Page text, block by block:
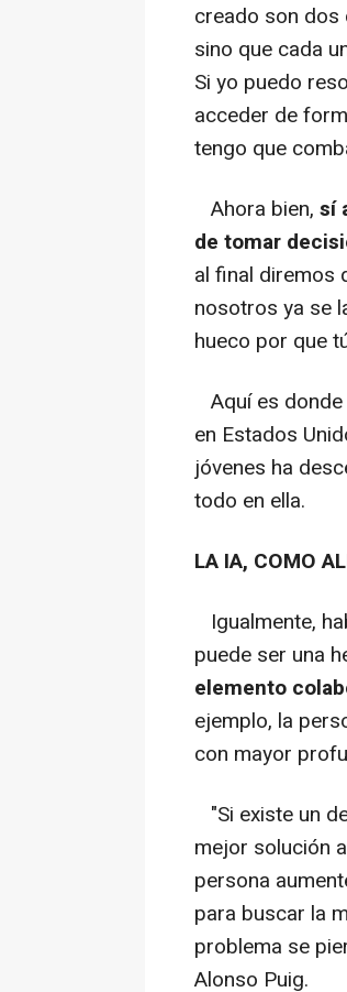
creado son dos
sino que cada
Si yo puedo
acceder de
tengo que
Ahora bien, sí
de tomar
al final diremos
nosotros ya se
hueco por que
Aquí es
en Estados
jóvenes ha
todo en ella.
LA IA, COMO
Igualmente,
puede ser una
elemento
ejemplo, la
con mayor
"Si existe un
mejor solución
persona
para buscar la
problema se
Alonso Puig.